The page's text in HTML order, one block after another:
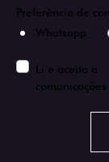
Preferência de
Whatsapp
Li e aceito a